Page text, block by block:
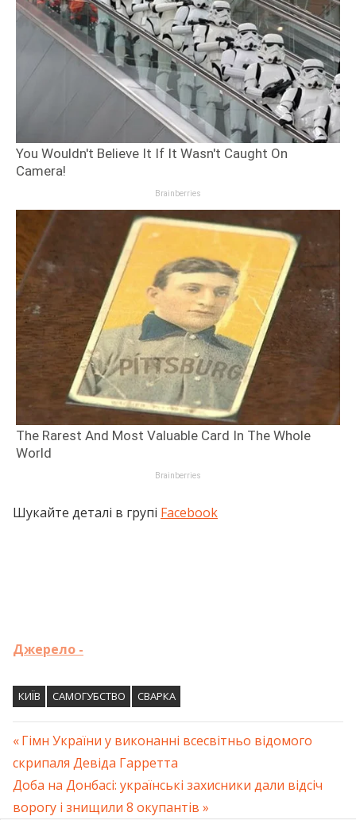
Шукайте деталі в групі Facebook
Джерело -
КИЇВ САМОГУБСТВО СВАРКА
Навігація
записів
Previous
Post:
Гімн України у виконанні всесвітньо відомого
скрипаля Девіда Гарретта
Next
Post:
Доба на Донбасі: українські захисники дали відсіч
ворогу і знищили 8 окупантів